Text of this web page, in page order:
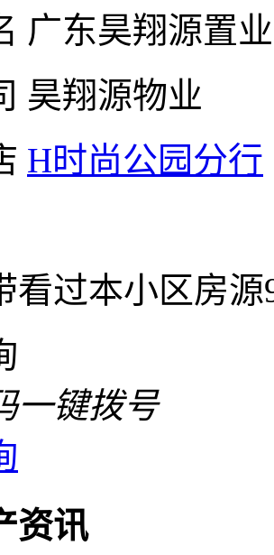
广东昊翔源置
昊翔源物业
H时尚公园分行
看过本小区房
一键拨号
资讯